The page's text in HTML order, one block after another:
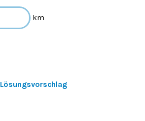
km
Lösungsvorschlag